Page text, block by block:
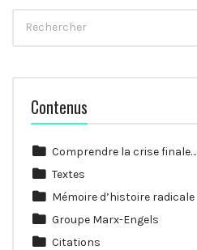
Contenus
Comprendre la crise finale…
Textes
Mémoire d’histoire radicale
Groupe Marx-Engels
Citations